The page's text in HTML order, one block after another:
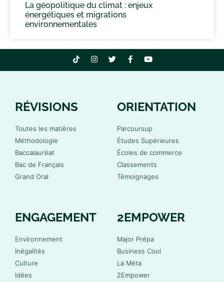
La géopolitique du climat : enjeux
énergétiques et migrations
environnementales
RÉVISIONS
Toutes les matières
Méthodologie
Baccalauréat
Bac de Français
Grand Oral
ORIENTATION
Parcoursup
Études Supérieures
Écoles de commerce
Classements
Témoignages
ENGAGEMENT
Environnement
Inégalités
Culture
Idées
2EMPOWER
Major Prépa
Business Cool
La Méta
2Empower